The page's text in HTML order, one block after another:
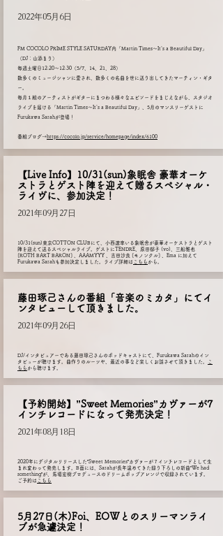
2022年05月6日
FM COCOLO PRIME STYLE SATURDAY内「Martin Times〜It's a Beautiful Day」
（DJ：山添まり）
毎週土曜日12:20〜12:30（5/7、14、21、28）
数多くのミュージシャンに愛され、数多くの名曲を世に送り出してきたマーティン・ギタ
ー。
毎月１組のアーティストがギターにまつわる様々なエピソードをまじえながら、スタジオ
ライブを届ける「Martin Times〜It's a Beautiful Day」、5月のマンスリーゲストに
Furukawa Sarahが登場！
番組ブログ→https://cocolo.jp/service/homepage/index/6100
【Live Info】10/31(sun)象眠舎 豪華オーケ
ストラとゲスト陣を迎えて贈るスペシャル・
ライヴに、参加決定！
2021年09月27日
10/31(sun)東京COTTON CLUBにて、小西遼率いる象眠舎が豪華オーケストラとゲスト
陣を迎えて送るスペシャルライブ。ゲストにTENDRE、原田郁子 (vo)、三船雅也
[ROTH BART BARON] 、AAAMYYY 、吉田沙良 [モノンクル] 、Ema に加えて
Furukawa Sarahも参加決定しました。ライブ詳細は こちら から。
藤田琢己さんの番組「音楽のミカタ」にてイ
ンタビューして頂きました。
2021年09月26日
DJ/インタビュアーである藤田琢己さんのポッドキャストにて、Furukawa Sarahのイン
タビューが聴けます。曲作りのルーツや、最近の事など楽しくお話させて頂きました。
こ
ちら から聴けます。
【予約開始】”Sweet Memories”カヴァーが7
インチレコードになって発売決定！
2021年08月18日
​2020年にデジタルリリースした”Sweet Memories”カヴァーが７インチレコードとして生
まれ変わって発売します。B面には、Sarahが長年温めてきた録り下ろしの新曲”We had
something”が、馬場宏樹プロデュースのドリームポップアレンジで収録されています。
ご予約は こちら
5月27日(木)Foi、EOWとのスリーマンライ
ブが急遽決定！